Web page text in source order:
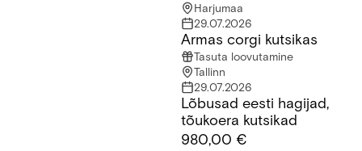
Harjumaa
29.07.2026
Armas corgi kutsikas
Tasuta loovutamine
Tallinn
29.07.2026
Lõbusad eesti hagijad, tõukoera kutsikadLõbusad eesti hagijad,
tõukoera kutsikad
980,00 €